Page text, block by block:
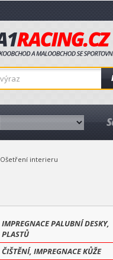
Ošetření interieru
IMPREGNACE PALUBNÍ DESKY,
PLASTŮ
ČIŠTĚNÍ, IMPREGNACE KŮŽE